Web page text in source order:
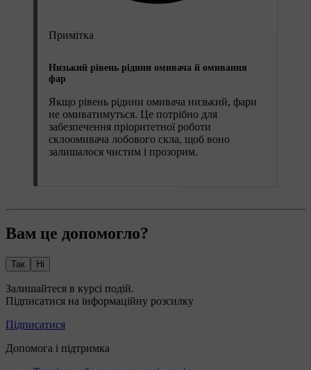
Примітка
Низький рівень рідини омивача й омивання
фар
Якщо рівень рідини омивача низький, фари
не омиватимуться. Це потрібно для
забезпечення пріоритетної роботи
склоомивача лобового скла, щоб воно
залишалося чистим і прозорим.
Вам це допомогло?
Так Ні